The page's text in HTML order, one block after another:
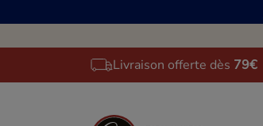
Livraison offerte dès 79€